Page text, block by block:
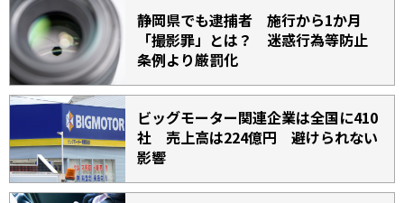
静岡県でも逮捕者 施行から1か月
「撮影罪」とは？ 迷惑行為等防止
条例より厳罰化
ビッグモーター関連企業は全国に410
社 売上高は224億円 避けられない
影響